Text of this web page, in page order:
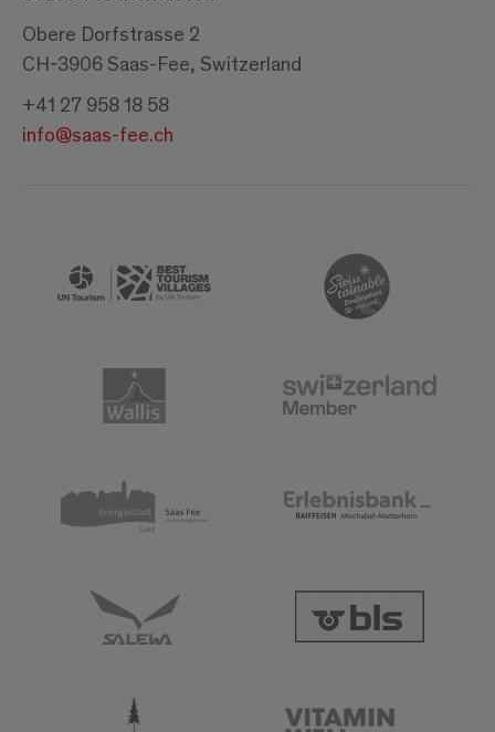
Obere Dorfstrasse 2
CH-3906 Saas-Fee, Switzerland
+41 27 958 18 58
info@saas-fee.ch